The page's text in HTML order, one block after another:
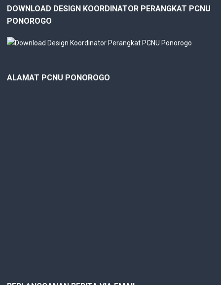
DOWNLOAD DESIGN KOORDINATOR PERANGKAT PCNU
PONOROGO
ALAMAT PCNU PONOROGO